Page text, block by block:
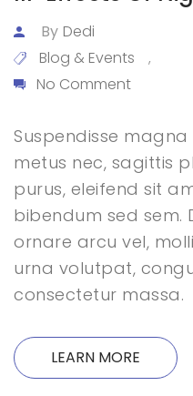
By Dedi
Blog & Events
,
No Comment
Suspendisse
metus nec, sagittis
purus, eleifend sit
bibendum sed sem.
ornare arcu vel,
urna volutpat,
consectetur massa.
LEARN MORE